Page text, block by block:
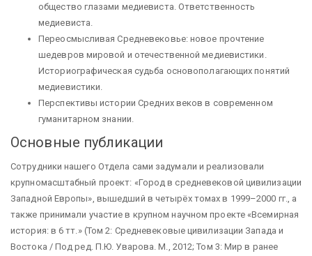
общество глазами медиевиста. Ответственность
медиевиста.
Переосмысливая Средневековье: новое прочтение
шедевров мировой и отечественной медиевистики.
Историографическая судьба основополагающих понятий
медиевистики.
Перспективы истории Средних веков в современном
гуманитарном знании.
Основные публикации
Сотрудники нашего Отдела сами задумали и реализовали
крупномасштабный проект: «Город в средневековой цивилизации
Западной Европы», вышедший в четырёх томах в 1999–2000 гг., а
также принимали участие в крупном научном проекте «Всемирная
история: в 6 тт.» (Том 2: Средневековые цивилизации Запада и
Востока / Под ред. П.Ю. Уварова. М., 2012; Том 3: Мир в ранее